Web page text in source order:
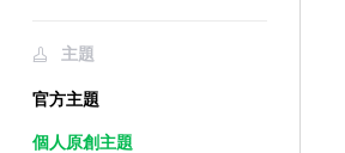
主題
官方主題
個人原創主題